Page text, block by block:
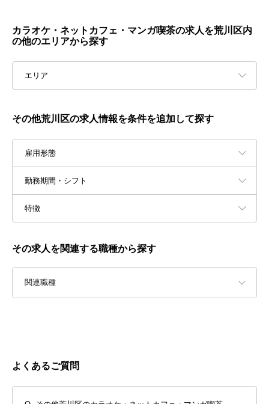
カラオケ・ネットカフェ・マンガ喫茶の求人を荒川区内
の他のエリアから探す
エリア
その他荒川区の求人情報を条件を追加して探す
雇用形態
勤務期間・シフト
特徴
その求人を関連する職種から探す
関連職種
よくあるご質問